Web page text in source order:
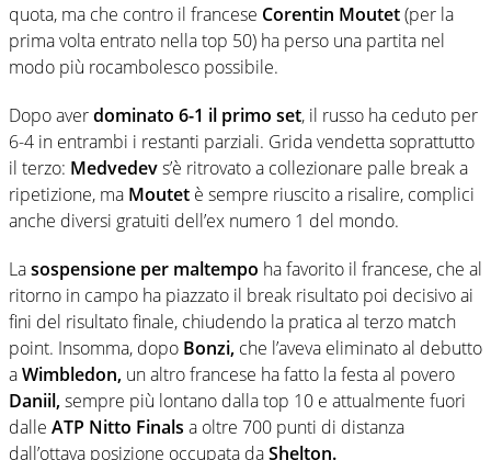
quota, ma che contro il francese Corentin Moutet(per la
prima volta entrato nella top 50) ha perso una partita nel
modo più rocambolesco possibile.
Dopo averdominato 6-1 il primo set, il russo ha ceduto per
6-4 in entrambi i restanti parziali. Grida vendetta soprattutto
il terzo: Medvedevs’è ritrovato a collezionare palle break a
ripetizione, ma Moutet è sempre riuscito a risalire, complici
anche diversi gratuiti dell’ex numero 1 del mondo.
Lasospensione per maltempo ha favorito il francese, che al
ritorno in campo ha piazzato il break risultato poi decisivo ai
fini del risultato finale, chiudendo la pratica al terzo match
point. Insomma, dopo Bonzi, che l’aveva eliminato al debutto
aWimbledon, un altro francese ha fatto la festa al povero
Daniil,sempre più lontano dalla top 10 e attualmente fuori
dalle ATP Nitto Finals a oltre 700 punti di distanza
dall’ottava posizione occupata daShelton.